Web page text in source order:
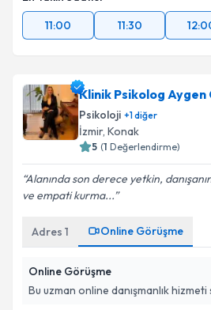
11:00
11:30
Klinik Psikolog
Psikoloji +1diğer
İzmir, Konak
5 (1 Değerlendirme)
Alanında son derece yetkin,
ve empati kurma...
Adres 1 Online Görüşme
Online Görüşme
Bu uzman online danışmanlık hizmeti